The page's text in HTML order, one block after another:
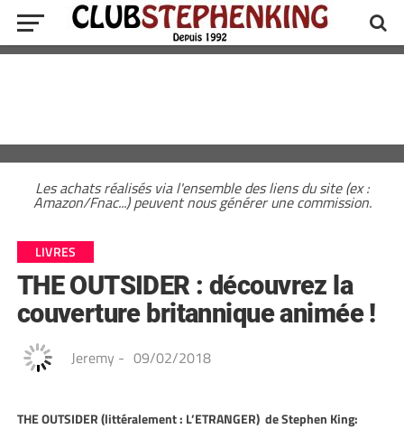
Les achats réalisés via l'ensemble des liens du site (ex :
Amazon/Fnac...) peuvent nous générer une commission.
LIVRES
THE OUTSIDER : découvrez la
couverture britannique animée !
Jeremy - 09/02/2018
THE OUTSIDER (littéralement : L’ETRANGER) de Stephen King: